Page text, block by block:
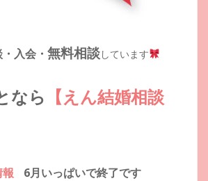
入会・ 無料相談しています
なら 【えん結婚相談
6月いっぱいで終了です